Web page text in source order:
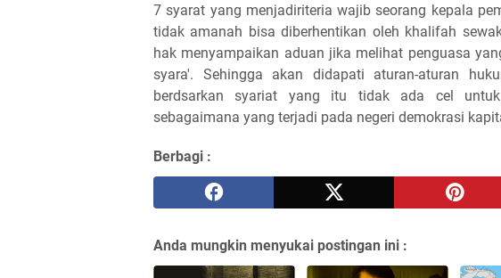
7 syarat yang menjadiriteria wajib seorang kepala
tidak amanah bisa diberhentikan oleh khalifah
hak menyampaikan aduan jika melihat penguasa
syara'. Sehingga akan didapati aturan-aturan
berdsarkan syariat yang itu tidak ada cel
sebagaimana yang terjadi pada negeri demokrasi
Berbagi :
Anda mungkin menyukai postingan ini :